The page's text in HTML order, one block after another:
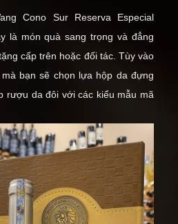
Cono Sur Reserva Especial
là món quà sang trọng và đẳng
cấp trên hoặc đối tác. Tùy vào
bạn sẽ chọn lựa hộp da đựng
rượu da đôi với các kiểu mẫu mã